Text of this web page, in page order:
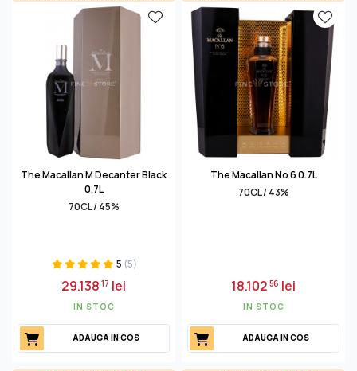
The Macallan M Decanter Black
0.7L
70CL / 45%
5 (5)
29.13817 lei
IN STOC
ADAUGA IN COS
The Macallan No 6 0.7L
70CL / 43%
18.10256 lei
IN STOC
ADAUGA IN COS